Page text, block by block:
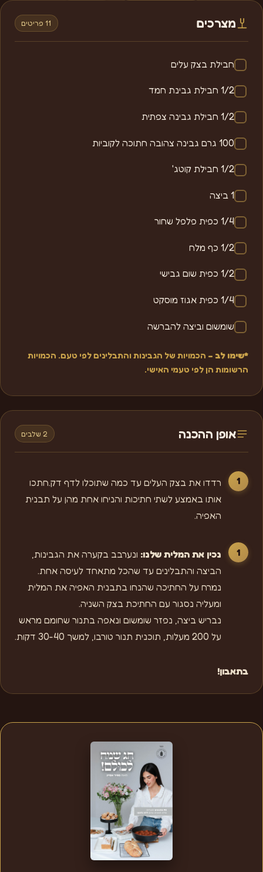
מצרכים 11 פריטים
חבילת בצק עלים
1/2 חבילת גבינת חמד
1/2 חבילת גבינה צפתית
100 גרם גבינה צהובה חתוכה לקוביות
1/2 חבילת קוטג'
1 ביצה
1/4 כפית פלפל שחור
1/2 כף מלח
1/2 כפית שום גבישי
1/4 כפית אגוז מוסקט
שומשום וביצה להברשה
*שימו לב – הכמויות של הגבינות והתבלינים לפי טעם. הכמויות
הרשומות הן לפי טעמי האישי.
אופן ההכנה 2 שלבים
רדדו את בצק העלים עד כמה שתוכלו לדף דק.חתכו
אותו באמצע לשתי חתיכות והניחו אחת מהן על תבנית
האפיה.
נכין את המלית שלנו: ונערבב בקערה את הגבינות,
הביצה והתבלינים עד שהכל מתאחד לעיסה אחת.
נמרח על החתיכה שהנחו בתבנית האפיה את המלית
ומעליה נסגור עם החתיכת בצק השניה.
נבריש ביצה, נפזר שומשום ונאפה בתנור שחומם מראש
על 200 מעלות, תוכנית תנור טורבו, למשך 30-40 דקות.
בתאבון!